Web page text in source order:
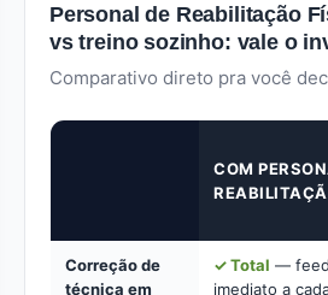
Personal de Reabilitação
vs treino sozinho: vale o
Comparativo direto pra você
COM
Correção de
técnica em
✓ Total —
imediato a